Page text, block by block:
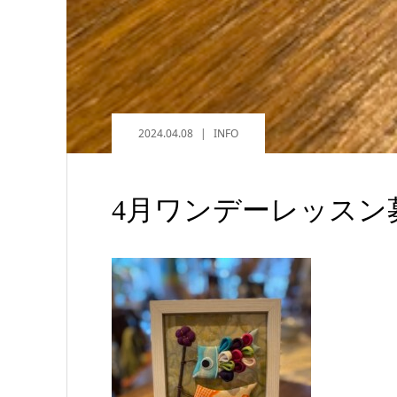
2024.04.08 INFO
4月ワンデーレッスン